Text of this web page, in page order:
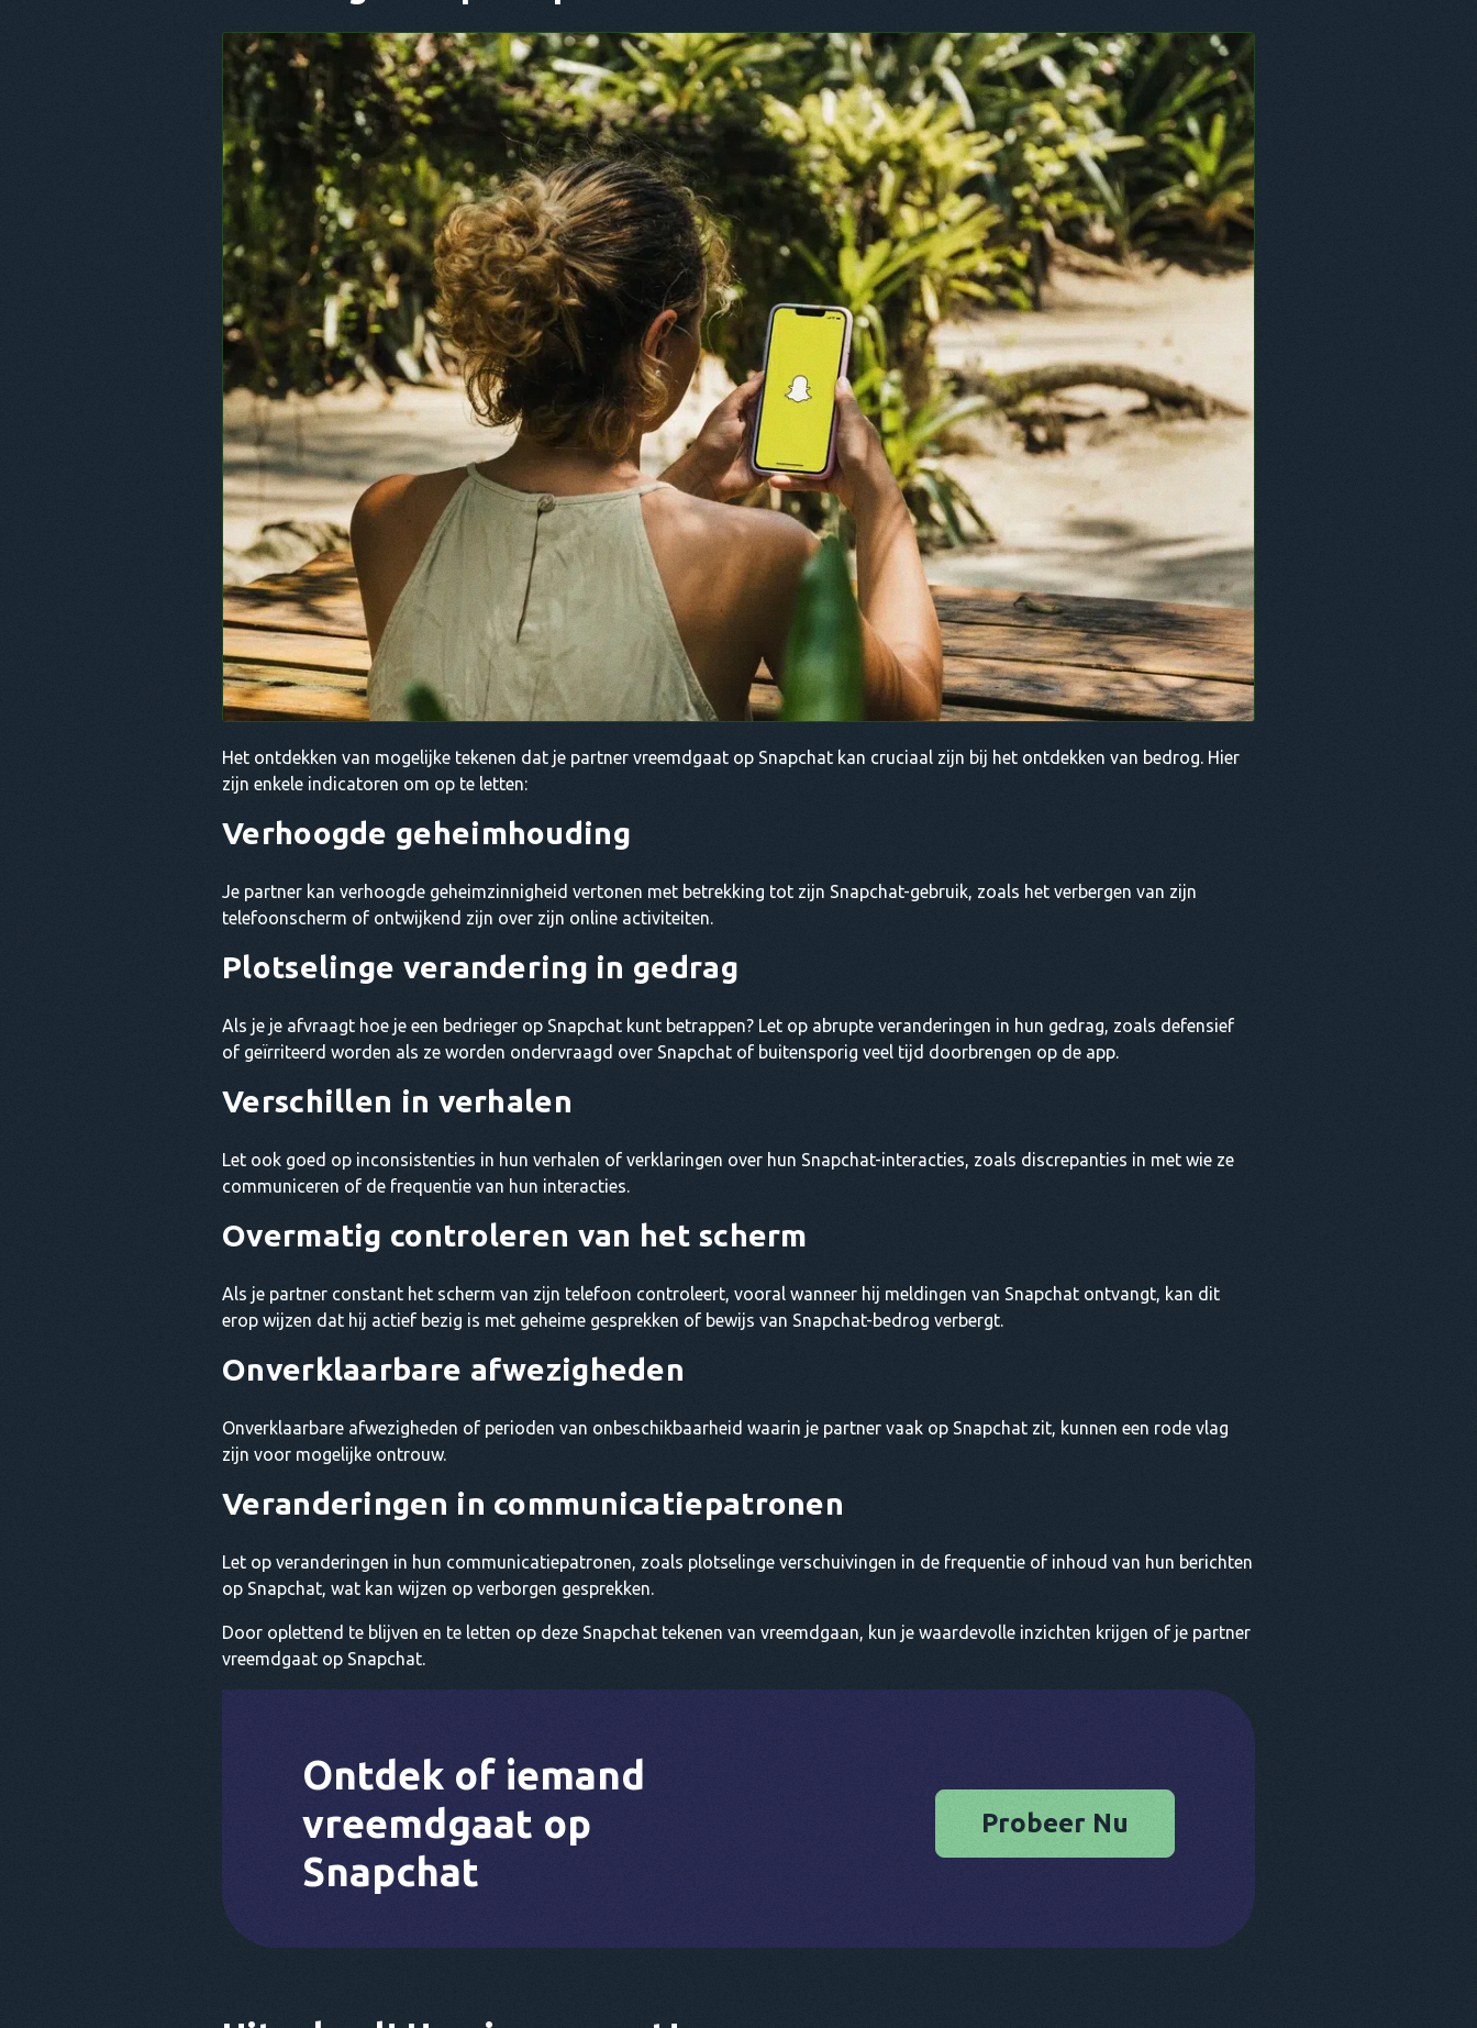
Het ontdekken van mogelijke tekenen dat je partner vreemdgaat op Snapchat kan cruciaal zijn bij het ontdekken van bedrog. Hier
zijn enkele indicatoren om op te letten:
Verhoogde geheimhouding
Je partner kan verhoogde geheimzinnigheid vertonen met betrekking tot zijn Snapchat-gebruik, zoals het verbergen van zijn
telefoonscherm of ontwijkend zijn over zijn online activiteiten.
Plotselinge verandering in gedrag
Als je je afvraagt hoe je een bedrieger op Snapchat kunt betrappen? Let op abrupte veranderingen in hun gedrag, zoals defensief
of geïrriteerd worden als ze worden ondervraagd over Snapchat of buitensporig veel tijd doorbrengen op de app.
Verschillen in verhalen
Let ook goed op inconsistenties in hun verhalen of verklaringen over hun Snapchat-interacties, zoals discrepanties in met wie ze
communiceren of de frequentie van hun interacties.
Overmatig controleren van het scherm
Als je partner constant het scherm van zijn telefoon controleert, vooral wanneer hij meldingen van Snapchat ontvangt, kan dit
erop wijzen dat hij actief bezig is met geheime gesprekken of bewijs van Snapchat-bedrog verbergt.
Onverklaarbare afwezigheden
Onverklaarbare afwezigheden of perioden van onbeschikbaarheid waarin je partner vaak op Snapchat zit, kunnen een rode vlag
zijn voor mogelijke ontrouw.
Veranderingen in communicatiepatronen
Let op veranderingen in hun communicatiepatronen, zoals plotselinge verschuivingen in de frequentie of inhoud van hun berichten
op Snapchat, wat kan wijzen op verborgen gesprekken.
Door oplettend te blijven en te letten op deze Snapchat tekenen van vreemdgaan, kun je waardevolle inzichten krijgen of je partner
vreemdgaat op Snapchat.
Ontdek of iemand
vreemdgaat op
Snapchat
Probeer Nu